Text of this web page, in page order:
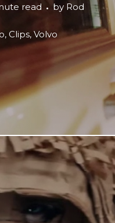
read by Rod
, Clips, Volvo